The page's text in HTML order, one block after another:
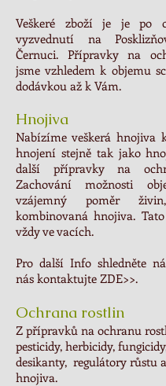
Veškeré zboží je je po
vyzvednutí na
Černuci. Přípravky na
jsme vzhledem k objemu
dodávkou až k Vám.
Hnojiva
Nabízíme veškerá hnojiva
hnojení stejně tak jako
další přípravky na
Zachování možnosti
vzájemný poměr
kombinovaná hnojiva.
vždy ve vacích.
Pro další Info shledněte
nás kontaktujte ZDE>>.
Ochrana rostlin
Z přípravků na ochranu
pesticidy, herbicidy,
desikanty, regulátory růstu
hnojiva.